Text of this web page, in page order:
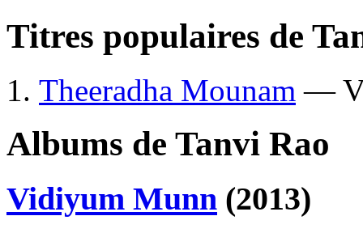
Titres populaires de
Theeradha Mounam —
Albums de Tanvi Rao
Vidiyum Munn (2013)